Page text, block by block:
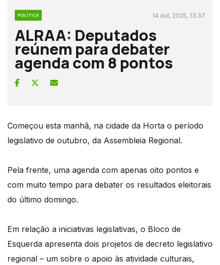
POLÍTICA 14 out, 2025, 13:37
ALRAA: Deputados
reúnem para debater
agenda com 8 pontos
Começou esta manhã, na cidade da Horta o período
legislativo de outubro, da Assembleia Regional.
Pela frente, uma agenda com apenas oito pontos e
com muito tempo para debater os resultados eleitorais
do último domingo.
Em relação a iniciativas legislativas, o Bloco de
Esquerda apresenta dois projetos de decreto legislativo
regional – um sobre o apoio às atividade culturais,